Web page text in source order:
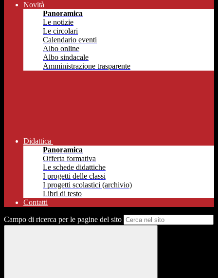
Novità
Panoramica
Le notizie
Le circolari
Calendario eventi
Albo online
Albo sindacale
Amministrazione trasparente
Didattica
Panoramica
Offerta formativa
Le schede didattiche
I progetti delle classi
I progetti scolastici (archivio)
Libri di testo
Contatti
Campo di ricerca per le pagine del sito